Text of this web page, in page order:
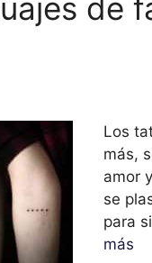
de
Los
más,
amor
se
para
más